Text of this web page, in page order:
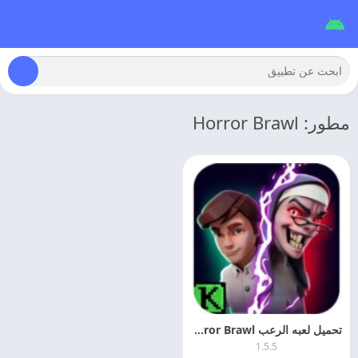
مطور: Horror Brawl
تحميل لعبه الرعب Horror Brawl مهكره للاندرويد
1.5.5